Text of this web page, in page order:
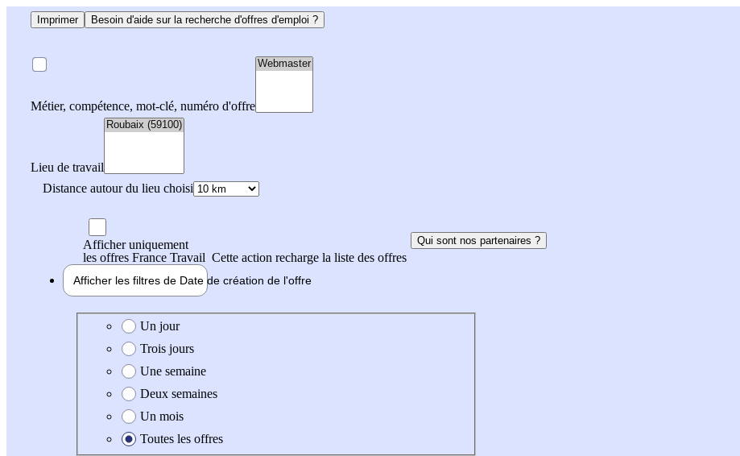
Imprimer Besoin d'aide sur la recherche d'offres d'emploi ?
Métier, compétence, mot-clé, numéro d'offre
Lieu de travail
Distance autour du lieu choisi
Afficher uniquement
les offres France Travail Cette action recharge la liste des offres
Qui sont nos partenaires ?
Afficher les filtres de Date de création de l'offre
Date de création de l'offre
Un jour
Trois jours
Une semaine
Deux semaines
Un mois
Toutes les offres